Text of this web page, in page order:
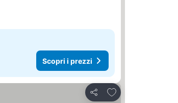
Scopri i prezzi
Condividi
Aggiungi ai preferiti